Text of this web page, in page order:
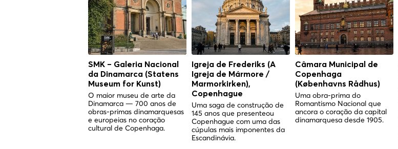
SMK – Galeria Nacional
da Dinamarca (Statens
Museum for Kunst)
O maior museu de arte da
Dinamarca — 700 anos de
obras-primas dinamarquesas
e europeias no coração
cultural de Copenhaga.
Igreja de Frederiks (A
Igreja de Mármore /
Marmorkirken),
Copenhague
Uma saga de construção de
145 anos que presenteou
Copenhague com uma das
cúpulas mais imponentes da
Escandinávia.
Câmara Municipal de
Copenhaga
(Københavns Rådhus)
Uma obra-prima do
Romantismo Nacional que
ancora o coração da capital
dinamarquesa desde 1905.